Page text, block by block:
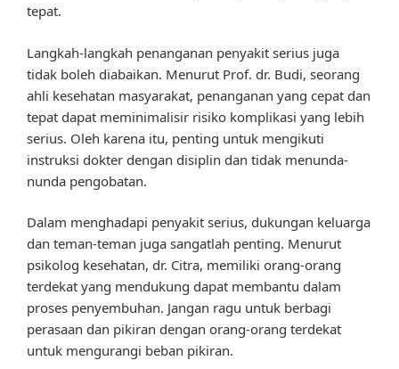
tepat.
Langkah-langkah penanganan penyakit serius juga
tidak boleh diabaikan. Menurut Prof. dr. Budi, seorang
ahli kesehatan masyarakat, penanganan yang cepat dan
tepat dapat meminimalisir risiko komplikasi yang lebih
serius. Oleh karena itu, penting untuk mengikuti
instruksi dokter dengan disiplin dan tidak menunda-
nunda pengobatan.
Dalam menghadapi penyakit serius, dukungan keluarga
dan teman-teman juga sangatlah penting. Menurut
psikolog kesehatan, dr. Citra, memiliki orang-orang
terdekat yang mendukung dapat membantu dalam
proses penyembuhan. Jangan ragu untuk berbagi
perasaan dan pikiran dengan orang-orang terdekat
untuk mengurangi beban pikiran.